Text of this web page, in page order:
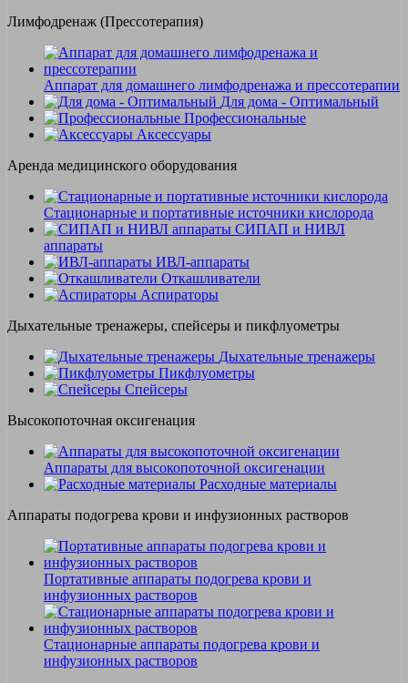
Лимфодренаж (Прессотерапия)
Аппарат для домашнего лимфодренажа и прессотерапии
Для дома - Оптимальный
Профессиональные
Аксессуары
Аренда медицинского оборудования
Стационарные и портативные источники кислорода
СИПАП и НИВЛ
аппараты
ИВЛ-аппараты
Откашливатели
Аспираторы
Дыхательные тренажеры, спейсеры и пикфлуометры
Дыхательные тренажеры
Пикфлуометры
Спейсеры
Высокопоточная оксигенация
Аппараты для высокопоточной оксигенации
Расходные материалы
Аппараты подогрева крови и инфузионных растворов
Портативные аппараты подогрева крови и
инфузионных растворов
Стационарные аппараты подогрева крови и
инфузионных растворов